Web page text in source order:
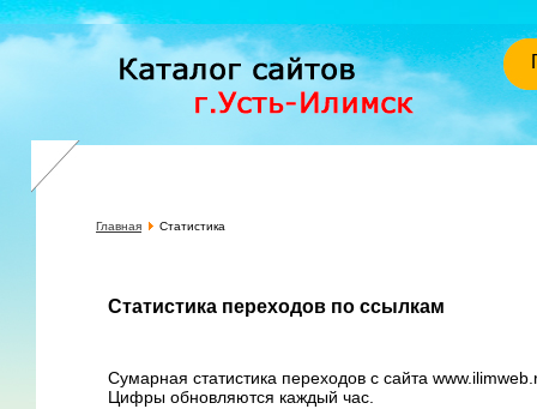
Главная Статистика
Статистика переходов по ссылкам
Сумарная статистика переходов с сайта
Цифры обновляются каждый час.